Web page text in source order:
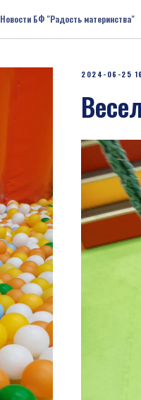
Новости БФ "Радость материнства"
2024-06-25